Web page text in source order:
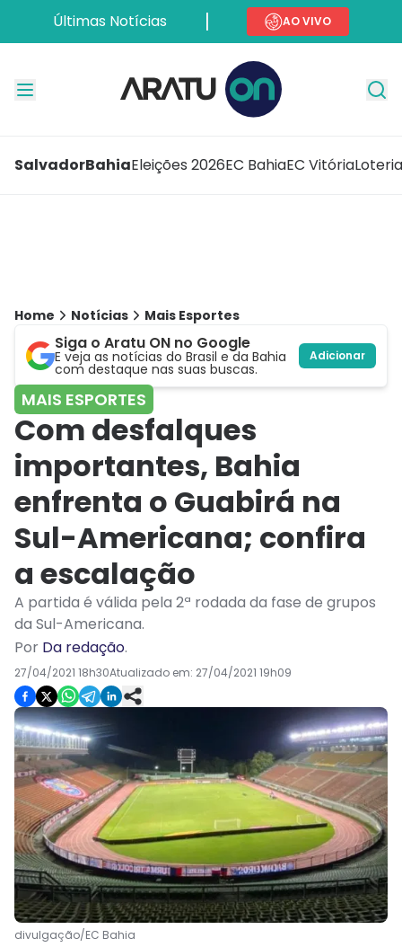
Últimas Notícias AO VIVO
SalvadorBahiaEleições 2026EC BahiaEC Vitória
Home Notícias Mais Esportes
Siga o Aratu ON no Google
E veja as notícias do Brasil e da Bahia
com destaque nas suas buscas.
Adicionar
MAIS ESPORTES
Com desfalques
importantes, Bahia
enfrenta o Guabirá na
Sul-Americana; confira
a escalação
A partida é válida pela 2ª rodada da fase de grupos
da Sul-Americana.
Por Da redação.
27/04/2021 18h30Atualizado em: 27/04/2021 19h09
divulgação/EC Bahia